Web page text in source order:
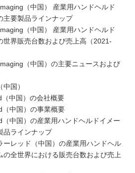
（中国） 産業用ハンドヘルド
主要製品ラインナップ
（中国） 産業用ハンドヘルド
世界販売台数および売上高（2021-
（中国）の主要ニュースおよび
国）
中国）の会社概要
中国）の事業概要
中国）の産業用ハンドヘルドイメー
品ラインナップ
ーレッド（中国）の産業用ハンドヘル
の全世界における販売台数および売上